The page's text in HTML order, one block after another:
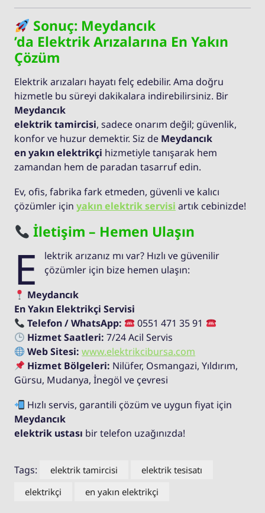
Sonuç: Meydancık
’da Elektrik Arızalarına En Yakın
Çözüm
Elektrik arızaları hayatı felç edebilir. Ama doğru
hizmetle bu süreyi dakikalara indirebilirsiniz. Bir
Meydancık
elektrik tamircisi, sadece onarım değil; güvenlik,
konfor ve huzur demektir. Siz de Meydancık
en yakın elektrikçi hizmetiyle tanışarak hem
zamandan hem de paradan tasarruf edin.
Ev, ofis, fabrika fark etmeden, güvenli ve kalıcı
çözümler için yakın elektrik servisi artık cebinizde!
İletişim – Hemen Ulaşın
E
lektrik arızanız mı var? Hızlı ve güvenilir
çözümler için bize hemen ulaşın:
Meydancık
En Yakın Elektrikçi Servisi
Telefon / WhatsApp:
0551 471 35 91
Hizmet Saatleri: 7/24 Acil Servis
Web Sitesi: www.elektrikcibursa.com
Hizmet Bölgeleri: Nilüfer, Osmangazi, Yıldırım,
Gürsu, Mudanya, İnegöl ve çevresi
Hızlı servis, garantili çözüm ve uygun fiyat için
Meydancık
elektrik ustası bir telefon uzağınızda!
Tags: elektrik tamircisi
elektrik tesisatı
elektrikçi
en yakın elektrikçi